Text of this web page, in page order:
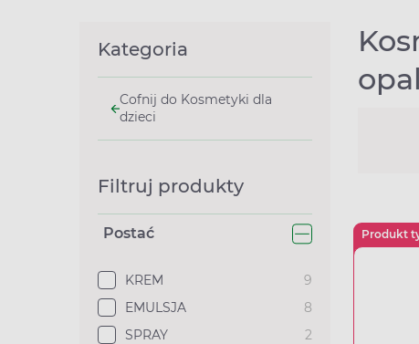
Kategoria
Cofnij do Kosmetyki dla
dzieci
Filtruj produkty
Postać
KREM
9
EMULSJA
8
SPRAY
2
Produkt